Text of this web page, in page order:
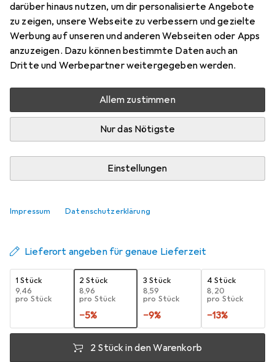
darüber hinaus nutzen, um dir personalisierte Angebote
zu zeigen, unsere Webseite zu verbessern und gezielte
Werbung auf unseren und anderen Webseiten oder Apps
anzuzeigen. Dazu können bestimmte Daten auch an
Dritte und Werbepartner weitergegeben werden.
Allem zustimmen
Nur das Nötigste
Einstellungen
Impressum Datenschutzerklärung
schwarz
Schwarz
Preis in EUR inkl. MwSt.
14,43
11
Lieferort angeben für genaue Lieferzeit
1 Stück
EUR
9,46
pro Stück
2 Stück
EUR
8,96
pro Stück
−5%
3 Stück
EUR
8,59
pro Stück
−9%
4 Stück
EUR
8,20
pro Stück
−13%
2 Stück in den Warenkorb